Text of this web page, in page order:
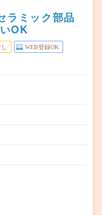
ラミック部品
OK
WEB登録OK